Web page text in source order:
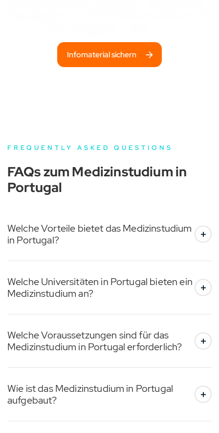
Infomaterial sichern
FREQUENTLY ASKED QUESTIONS
FAQs zum Medizinstudium in
Portugal
Welche Vorteile bietet das Medizinstudium
in Portugal?
Welche Universitäten in Portugal bieten ein
Medizinstudium an?
Welche Voraussetzungen sind für das
Medizinstudium in Portugal erforderlich?
Wie ist das Medizinstudium in Portugal
aufgebaut?